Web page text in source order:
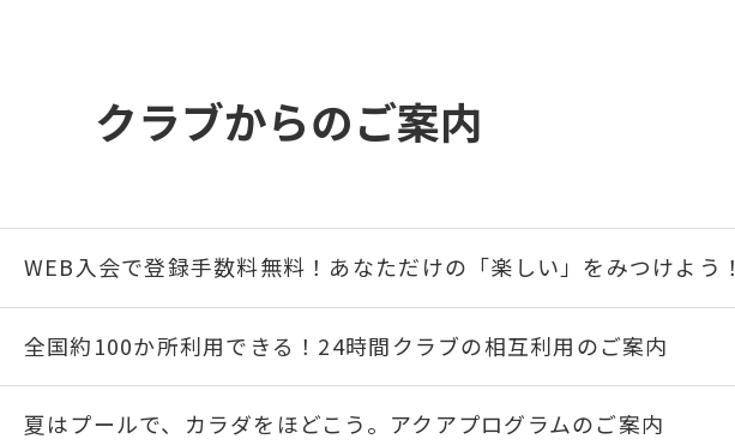
クラブからのご案内
WEB入会で登録手数料無料！あなただけの「楽しい」をみつけよう！
全国約100か所利用できる！24時間クラブの相互利用のご案内
夏はプールで、カラダをほどこう。アクアプログラムのご案内